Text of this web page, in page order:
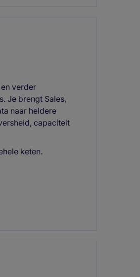
verder
Je brengt Sales,
naar heldere
capaciteit
keten.